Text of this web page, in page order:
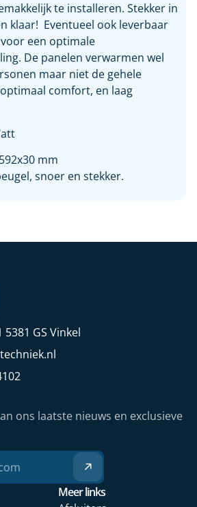
te installeren. Stekker in
klaar! Eventueel ook leverbaar
een optimale
De panelen verwarmen wel
maar niet de gehele
comfort, en laag
mm
snoer en stekker.
GS Vinkel
Meer links
ons laatste nieuws en exclusieve